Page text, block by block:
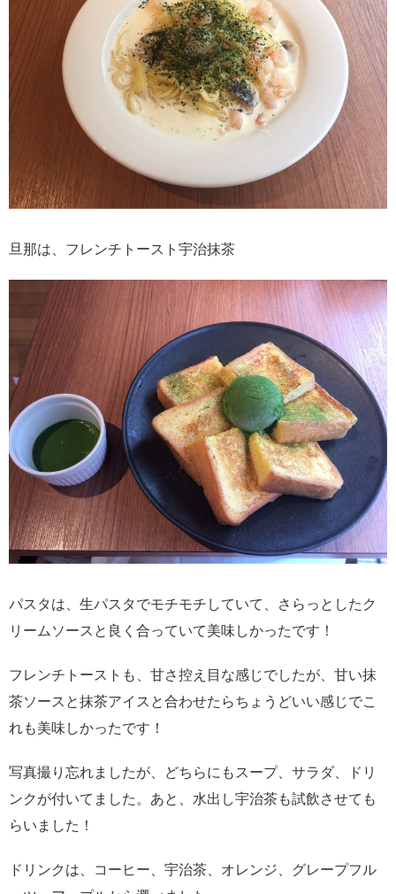
旦那は、フレンチトースト宇治抹茶
パスタは、生パスタでモチモチしていて、さらっとしたク
リームソースと良く合っていて美味しかったです！
フレンチトーストも、甘さ控え目な感じでしたが、甘い抹
茶ソースと抹茶アイスと合わせたらちょうどいい感じでこ
れも美味しかったです！
写真撮り忘れましたが、どちらにもスープ、サラダ、ドリ
ンクが付いてました。あと、水出し宇治茶も試飲させても
らいました！
ドリンクは、コーヒー、宇治茶、オレンジ、グレープフル